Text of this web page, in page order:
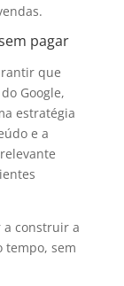
pagar
que
Google,
estratégia
e a
a construir a
tempo, sem